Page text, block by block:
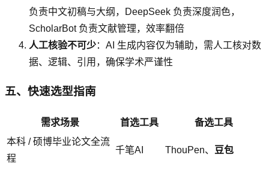
负责中文初稿与大纲，DeepSeek 负责深度润色，
ScholarBot 负责文献管理，效率翻倍
人工核验不可少：AI 生成内容仅为辅助，需人工核对数
据、逻辑、引用，确保学术严谨性
五、快速选型指南
需求场景 首选工具
备选工具
本科 / 硕博毕业论文全流
程
千笔AI ThouPen、 豆包